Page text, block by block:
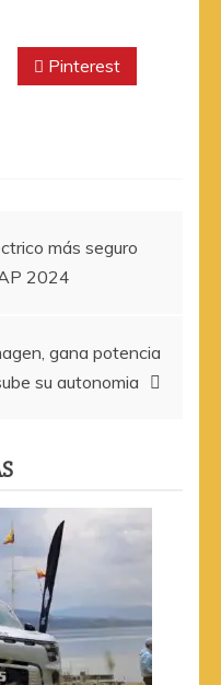
Pinterest
más seguro
2024
gana potencia
su autonomia